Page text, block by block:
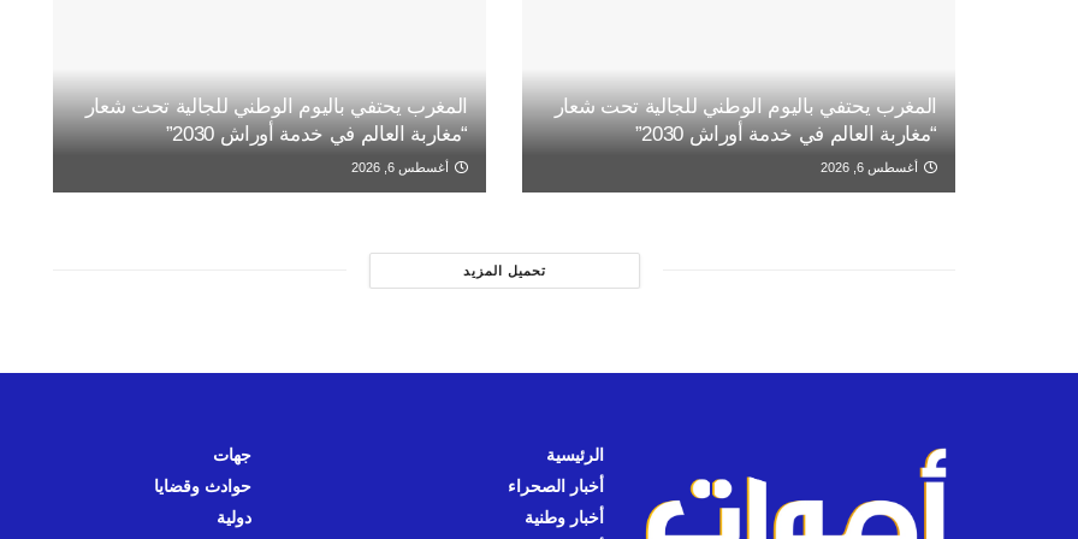
المغرب يحتفي باليوم الوطني للجالية تحت شعار
“مغاربة العالم في خدمة أوراش 2030”
أغسطس 6, 2026
المغرب يحتفي باليوم الوطني للجالية تحت شعار
“مغاربة العالم في خدمة أوراش 2030”
أغسطس 6, 2026
تحميل المزيد
الرئيسية
أخبار الصحراء
أخبار وطنية
جهات
حوادث وقضايا
دولية